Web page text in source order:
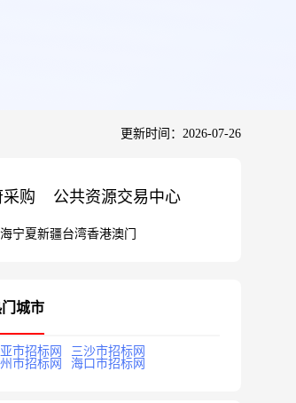
更新时间：2026-07-26
购 公共资源交易中心
宁夏新疆台湾香港澳门
城市
市招标网
三沙市招标网
市招标网
海口市招标网